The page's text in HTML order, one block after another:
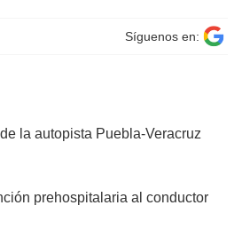
Síguenos en:
la autopista Puebla-Veracruz
prehospitalaria al conductor